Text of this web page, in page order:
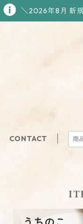
＼2026年8月 新
CONTACT